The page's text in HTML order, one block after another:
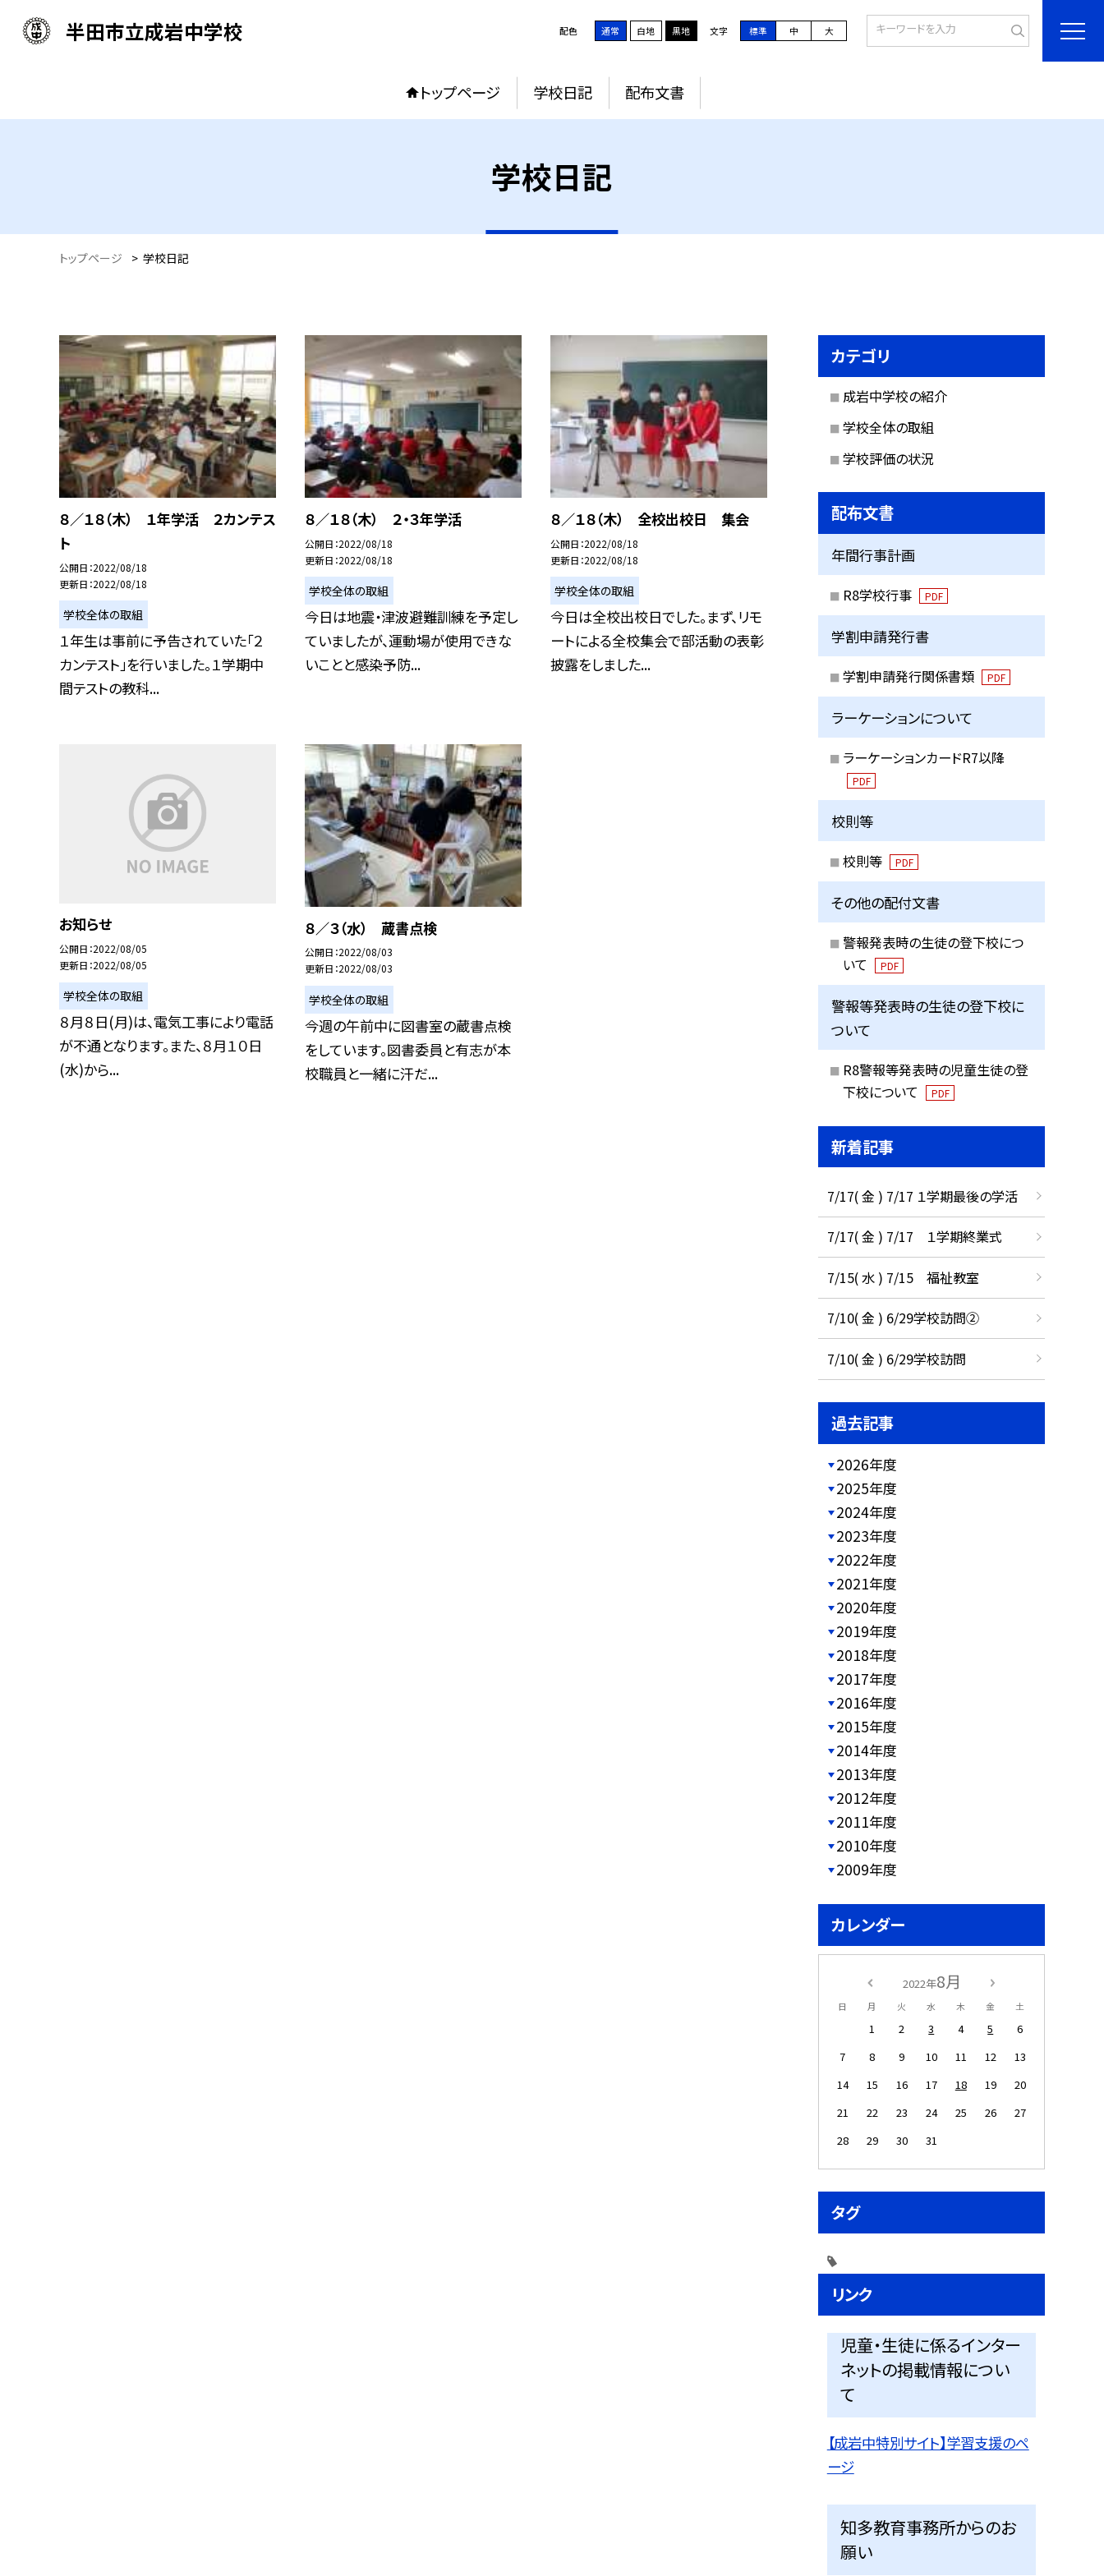
半田市立成岩中学校 配色 通常 白地 黒地 文字 標準 中 大
トップページ 学校日記 配布文書
学校日記
トップページ > 学校日記
８／１８（木） １年学活 ２カンテス
ト
公開日 2022/08/18
更新日 2022/08/18
学校全体の取組
１年生は事前に予告されていた「２
カンテスト」を行いました。１学期中
間テストの教科...
８／１８（木） ２・３年学活
公開日 2022/08/18
更新日 2022/08/18
学校全体の取組
今日は地震・津波避難訓練を予定し
ていましたが、運動場が使用できな
いことと感染予防...
８／１８（木） 全校出校日 集会
公開日 2022/08/18
更新日 2022/08/18
学校全体の取組
今日は全校出校日でした。まず、リモ
ートによる全校集会で部活動の表彰
披露をしました...
お知らせ
公開日 2022/08/05
更新日 2022/08/05
学校全体の取組
８月８日(月)は、電気工事により電話
が不通となります。また、８月１０日
(水)から...
８／３（水） 蔵書点検
公開日 2022/08/03
更新日 2022/08/03
学校全体の取組
今週の午前中に図書室の蔵書点検
をしています。図書委員と有志が本
校職員と一緒に汗だ...
カテゴリ
成岩中学校の紹介
学校全体の取組
学校評価の状況
配布文書
年間行事計画
R8学校行事 PDF
学割申請発行書
学割申請発行関係書類 PDF
ラーケーションについて
ラーケーションカードR7以降
PDF
校則等
校則等 PDF
その他の配付文書
警報発表時の生徒の登下校につ
いて
PDF
警報等発表時の生徒の登下校に
ついて
R8警報等発表時の児童生徒の登
下校について
PDF
新着記事
7/17( 金 ) 7/17 １学期最後の学活
7/17( 金 ) 7/17 １学期終業式
7/15( 水 ) 7/15 福祉教室
7/10( 金 ) 6/29学校訪問②
7/10( 金 ) 6/29学校訪問
過去記事
2026年度
2025年度
2024年度
2023年度
2022年度
2021年度
2020年度
2019年度
2018年度
2017年度
2016年度
2015年度
2014年度
2013年度
2012年度
2011年度
2010年度
2009年度
カレンダー
2022年8月
日 月 火 水 木 金 土
1 2 3 4 5
6
7
8 9 10 11 12
13
14
15 16 17 18 19
20
21
22 23 24 25 26
27
28
29 30 31
タグ
リンク
児童・生徒に係るインター
ネットの掲載情報につい
て
【成岩中特別サイト】学習支援のペ
ージ
知多教育事務所からのお
願い